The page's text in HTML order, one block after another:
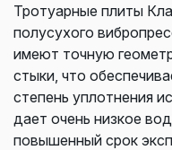
Тротуарные плиты
полусухого
имеют точную
стыки, что
степень уплотнения
дает очень низкое
повышенный срок